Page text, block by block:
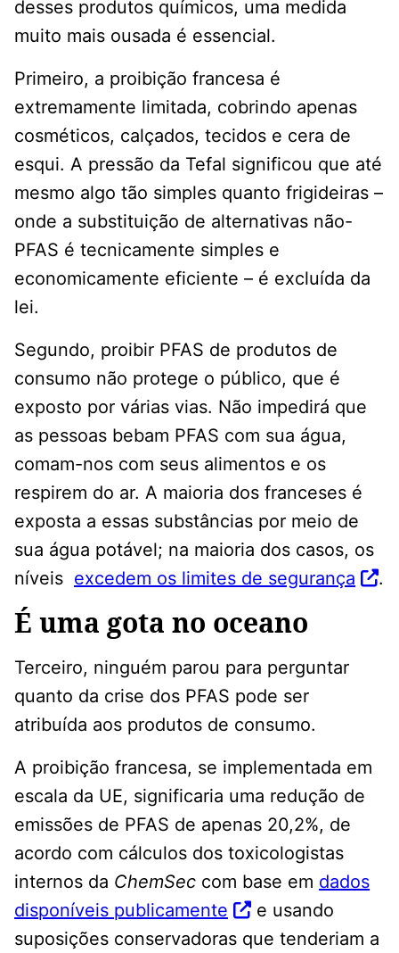
desses produtos químicos, uma medida
muito mais ousada é essencial.
Primeiro, a proibição francesa é
extremamente limitada, cobrindo apenas
cosméticos, calçados, tecidos e cera de
esqui. A pressão da Tefal significou que até
mesmo algo tão simples quanto frigideiras –
onde a substituição de alternativas não-
PFAS é tecnicamente simples e
economicamente eficiente – é excluída da
lei.
Segundo, proibir PFAS de produtos de
consumo não protege o público, que é
exposto por várias vias. Não impedirá que
as pessoas bebam PFAS com sua água,
comam-nos com seus alimentos e os
respirem do ar. A maioria dos franceses é
exposta a essas substâncias por meio de
sua água potável; na maioria dos casos, os
níveis excedem os limites de segurança .
É uma gota no oceano
Terceiro, ninguém parou para perguntar
quanto da crise dos PFAS pode ser
atribuída aos produtos de consumo.
A proibição francesa, se implementada em
escala da UE, significaria uma redução de
emissões de PFAS de apenas 20,2%, de
acordo com cálculos dos toxicologistas
internos da ChemSec com base em dados
disponíveis publicamente
e usando
suposições conservadoras que tenderiam a